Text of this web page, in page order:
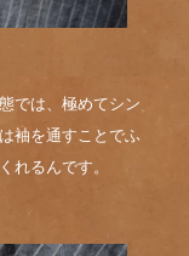
では、極めてシン
袖を通すことでふ
れるんです。